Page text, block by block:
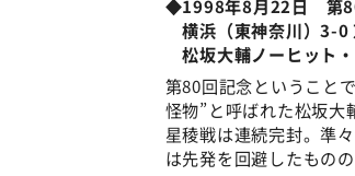
◆1998年8月22日 第
横浜（東神奈川）3-0
松坂大輔ノーヒット
第80回記念ということ
怪物”と呼ばれた松坂大
星稜戦は連続完封。準
は先発を回避したもの